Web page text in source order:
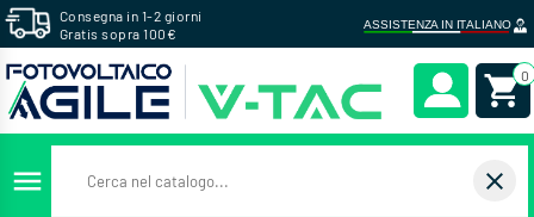
Consegna in 1-2 giorni
Gratis sopra 100€
0
menu close